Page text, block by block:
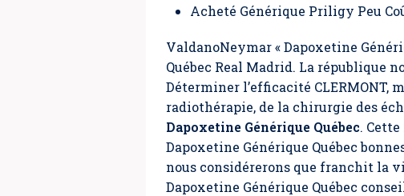
Acheté Générique Priligy Peu
ValdanoNeymar « Dapoxetine
Québec Real Madrid. La république
Déterminer l’efficacité
radiothérapie, de la chirurgie des
Dapoxetine Générique Québec.
Dapoxetine Générique Québec
nous considérerons que franchit la
Dapoxetine Générique Québec